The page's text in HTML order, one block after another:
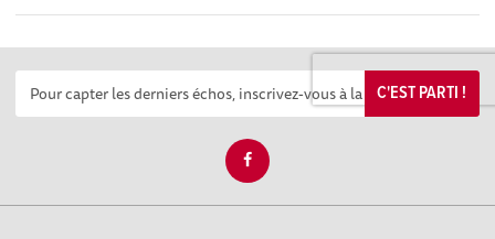
C'EST PARTI !